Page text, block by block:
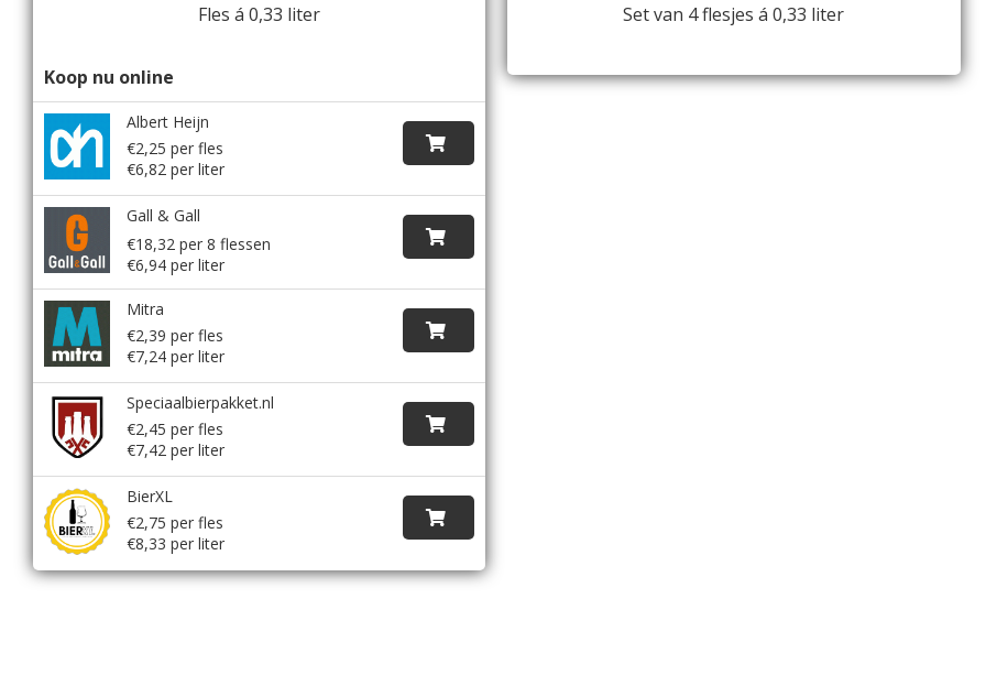
Fles á 0,33 liter
Koop nu online
Albert Heijn
€2,25 per fles
€6,82 per liter
Gall & Gall
€18,32 per 8 flessen
€6,94 per liter
Mitra
€2,39 per fles
€7,24 per liter
Speciaalbierpakket.nl
€2,45 per fles
€7,42 per liter
BierXL
€2,75 per fles
€8,33 per liter
Set van 4 flesjes á 0,33 liter